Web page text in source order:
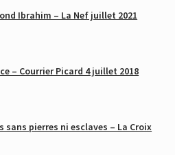
Ibrahim – La Nef juillet 2021
– Courrier Picard 4 juillet 2018
sans pierres ni esclaves – La Croix